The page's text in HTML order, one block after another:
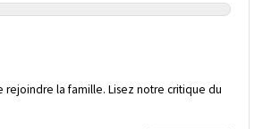
rejoindre la famille. Lisez notre critique du